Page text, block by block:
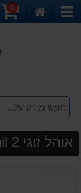
קטגוריות
0
אוהל זוגי The North Face Eco Trail 2